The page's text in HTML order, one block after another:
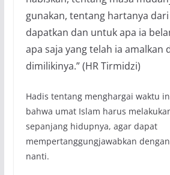
gunakan, tentang hartanya
dapatkan dan untuk apa ia
apa saja yang telah ia amalkan
dimilikinya.” (HR Tirmidzi)
Hadis tentang menghargai waktu
bahwa umat Islam harus
sepanjang hidupnya, agar dapat
mempertanggungjawabkan
nanti.